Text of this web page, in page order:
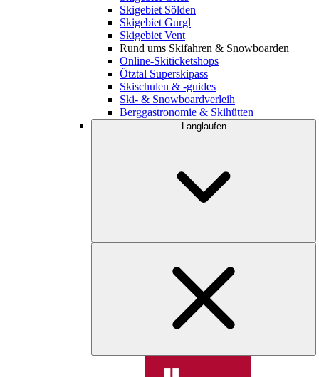
Skigebiet Sölden
Skigebiet Gurgl
Skigebiet Vent
Rund ums Skifahren & Snowboarden
Online-Skiticketshops
Ötztal Superskipass
Skischulen & -guides
Ski- & Snowboardverleih
Berggastronomie & Skihütten
Langlaufen